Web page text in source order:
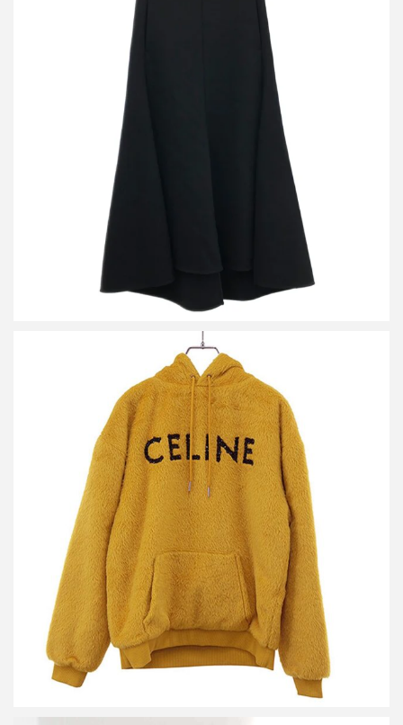
セリーヌ フィービーファイロ ウールロングスカート 2 2M02/3103
セリーヌ 22AW ファジーウール ルーズフィット フーディーパー
カー
買取金額45,000円
詳しく見る